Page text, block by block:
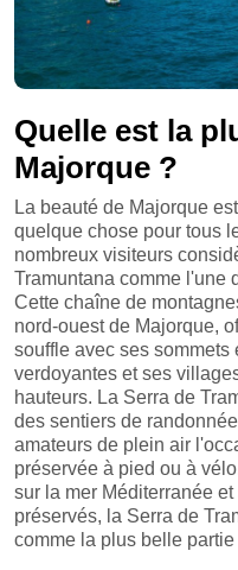
Quelle est la
Majorque ?
La beauté de Majorque
quelque chose pour tous
nombreux visiteurs
Tramuntana comme l'une
Cette chaîne de
nord-ouest de Majorque,
souffle avec ses
verdoyantes et ses
hauteurs. La Serra de
des sentiers de
amateurs de plein air
préservée à pied ou à
sur la mer Méditerranée
préservés, la Serra de
comme la plus belle